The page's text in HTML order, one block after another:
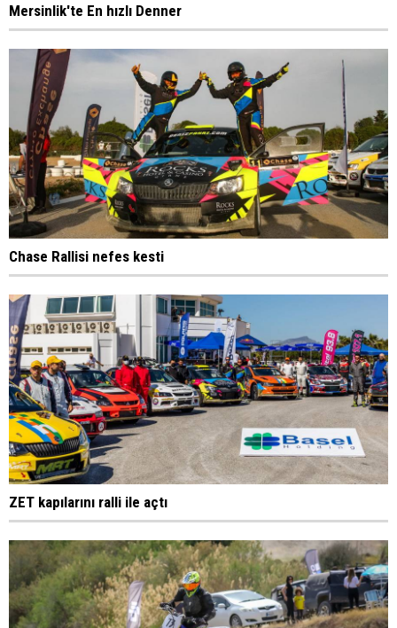
Mersinlik'te En hızlı Denner
Chase Rallisi nefes kesti
ZET kapılarını ralli ile açtı